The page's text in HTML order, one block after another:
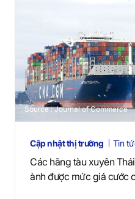
Source : Journal of Commerce
Cập nhật thị trường Tin
Các hãng tàu xuyên
ành được mức giá cước